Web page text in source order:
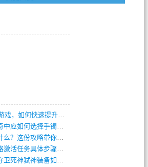
如何快速提升角色等级？
如何选择手镯装备？
这份攻略带你全掌握
具体步骤是什么？如何完成？
神装备如何获取与佩戴攻略？